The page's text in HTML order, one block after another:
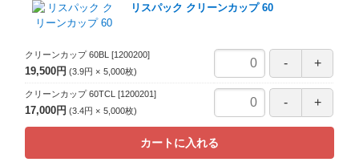
リスパック クリーンカップ 60
クリーンカップ 60BL [1200200]
19,500円 3.9円 5,000枚
クリーンカップ 60TCL [1200201]
17,000円 3.4円 5,000枚
カートに入れる